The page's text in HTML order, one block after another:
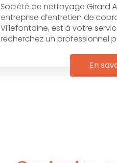
Société de nettoyage Girard
entreprise d’entretien de
Villefontaine, est à votre
recherchez un professionnel
En